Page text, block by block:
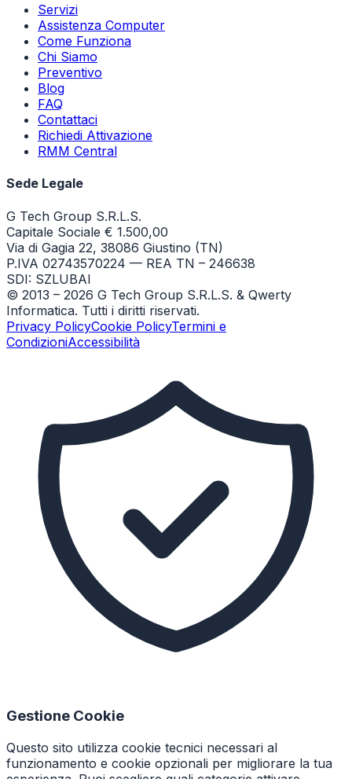
Servizi
Assistenza Computer
Come Funziona
Chi Siamo
Preventivo
Blog
FAQ
Contattaci
Richiedi Attivazione
RMM Central
Sede Legale
G Tech Group S.R.L.S.
Capitale Sociale € 1.500,00
Via di Gagia 22, 38086 Giustino (TN)
P.IVA 02743570224 — REA TN – 246638
SDI: SZLUBAI
© 2013 – 2026 G Tech Group S.R.L.S. & Qwerty
Informatica. Tutti i diritti riservati.
Privacy PolicyCookie PolicyTermini e
CondizioniAccessibilità
Gestione Cookie
Questo sito utilizza cookie tecnici necessari al
funzionamento e cookie opzionali per migliorare la tua